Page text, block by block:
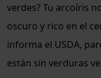
verdes? Tu arcoíris
oscuro y rico en el
informa el USDA,
están sin verduras